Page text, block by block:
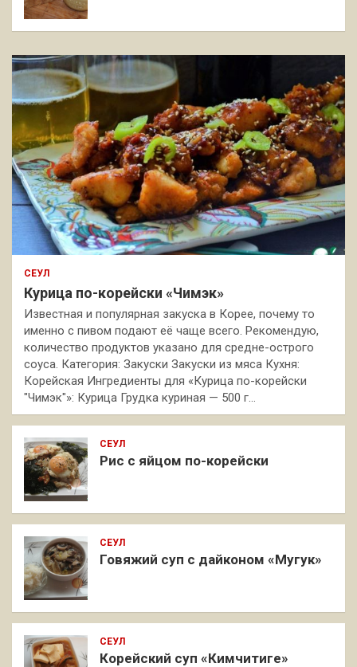
СЕУЛ
Курица по-корейски «Чимэк»
Известная и популярная закуска в Корее, почему то
именно с пивом подают её чаще всего. Рекомендую,
количество продуктов указано для средне-острого
соуса. Категория: Закуски Закуски из мяса Кухня:
Корейская Ингредиенты для «Курица по-корейски
"Чимэк"»: Курица Грудка куриная — 500 г…
СЕУЛ
Рис с яйцом по-корейски
СЕУЛ
Говяжий суп с дайконом «Мугук»
СЕУЛ
Корейский суп «Кимчитиге»